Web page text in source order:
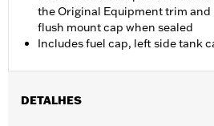
the Original Equipment trim
flush mount cap when sealed
Includes fuel cap, left side tank
DETALHES